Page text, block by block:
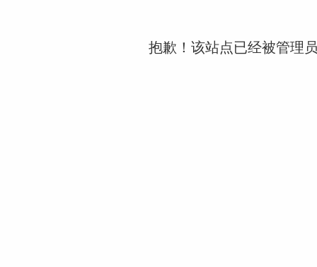
抱歉！该站点已经被管理